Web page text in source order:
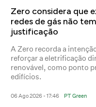
Zero considera que
redes de gás não tem
justificação
A Zero recorda a
reforçar a eletrificação
renovável, como ponto
edifícios.
06 Ago 2026 - 17:46 PT Green